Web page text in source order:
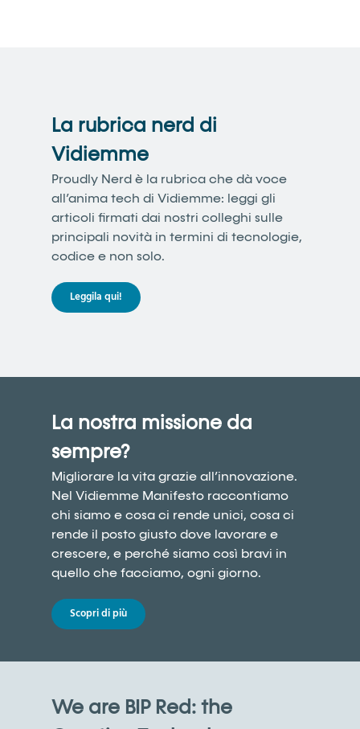
La rubrica nerd di
Vidiemme
Proudly Nerd è la rubrica che dà voce
all’anima tech di Vidiemme: leggi gli
articoli firmati dai nostri colleghi sulle
principali novità in termini di tecnologie,
codice e non solo.
Leggila qui!
La nostra missione da
sempre?
Migliorare la vita grazie all’innovazione.
Nel Vidiemme Manifesto raccontiamo
chi siamo e cosa ci rende unici, cosa ci
rende il posto giusto dove lavorare e
crescere, e perché siamo così bravi in
quello che facciamo, ogni giorno.
Scopri di più
We are BIP Red: the